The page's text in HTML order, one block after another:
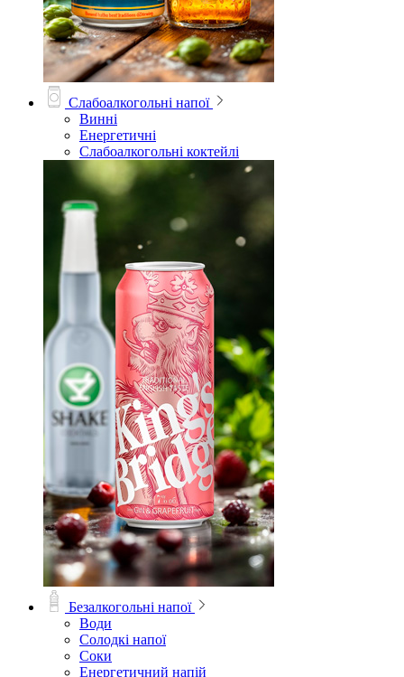
Слабоалкогольні напої
Винні
Енергетичні
Слабоалкогольні коктейлі
Безалкогольні напої
Води
Солодкі напої
Соки
Енергетичний напій